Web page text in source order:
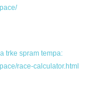
trke spram tempa:
race-calculator.html